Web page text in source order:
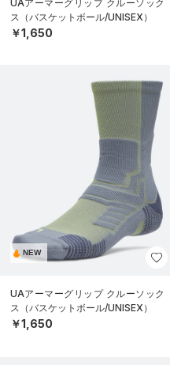
UAアーマーグリップ クルーソック
ス（バスケットボール/UNISEX）
￥1,650
NEW
UAアーマーグリップ クルーソック
ス（バスケットボール/UNISEX）
￥1,650